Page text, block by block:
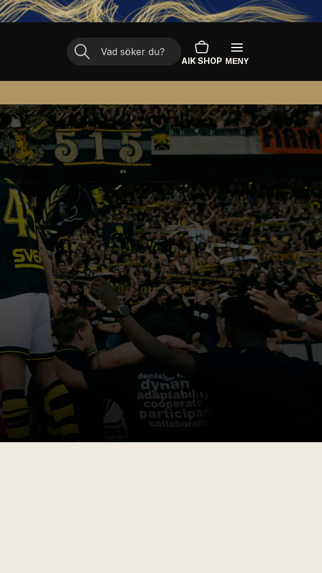
AIK SHOP MENY